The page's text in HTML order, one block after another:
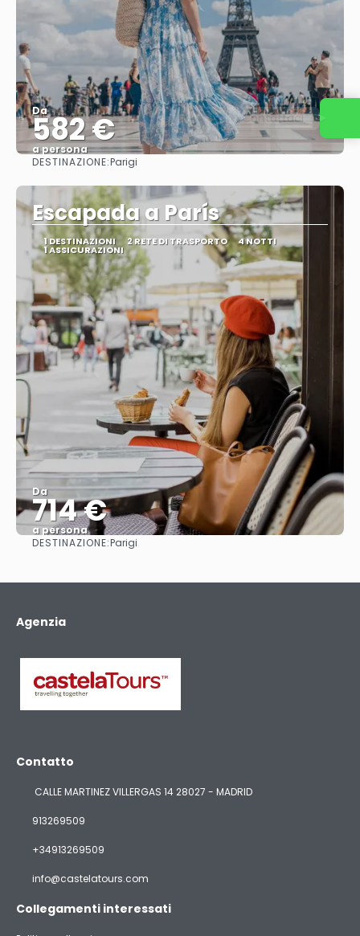
Da
582 €
a persona
DESTINAZIONE:Parigi
Escapada a París
1 DESTINAZIONI 2 RETE DI TRASPORTO 4 NOTTI
1 ASSICURAZIONI
Da
714 €
a persona
DESTINAZIONE:Parigi
Agenzia
Contatto
CALLE MARTINEZ VILLERGAS 14 28027 - MADRID
913269509
+34913269509
info@castelatours.com
Collegamenti interessati
Contattaci